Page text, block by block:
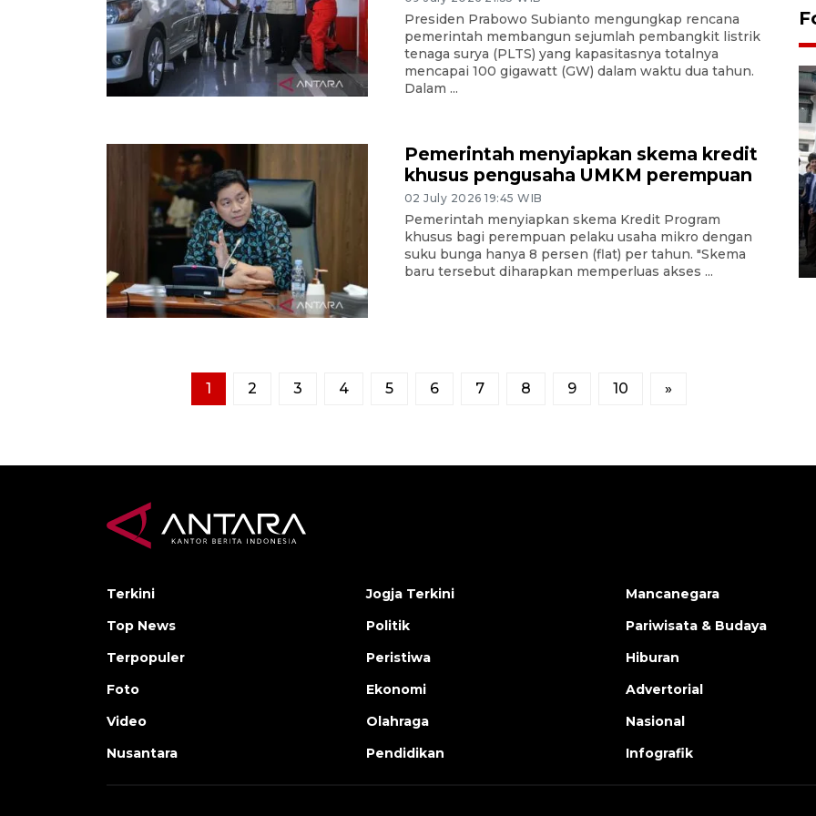
Presiden Prabowo Subianto mengungkap rencana
pemerintah membangun sejumlah pembangkit listrik
tenaga surya (PLTS) yang kapasitasnya totalnya
mencapai 100 gigawatt (GW) dalam waktu dua tahun.
Dalam ...
Pemerintah menyiapkan skema kredit
khusus pengusaha UMKM perempuan
02 July 2026 19:45 WIB
Pemerintah menyiapkan skema Kredit Program
khusus bagi perempuan pelaku usaha mikro dengan
suku bunga hanya 8 persen (flat) per tahun. "Skema
baru tersebut diharapkan memperluas akses ...
1 2 3 4 5 6 7 8 9 10 »
BPJS Kesehatan Yogyakarta
perkuat sinergi dengan
ANTARA Biro DIY
03 August 2026 17:24 WIB
Terkini
Top News
Terpopuler
Foto
Video
Nusantara
Jogja Terkini
Politik
Peristiwa
Ekonomi
Olahraga
Pendidikan
Mancanegara
Pariwisata & Budaya
Hiburan
Advertorial
Nasional
Infografik